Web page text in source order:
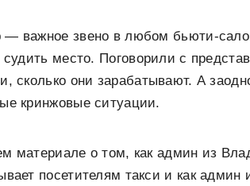
важное звено в любом бьюти-
судить место. Поговорили с
сколько они зарабатывают. А
кринжовые ситуации.
материале о том, как админ из
посетителям такси и как